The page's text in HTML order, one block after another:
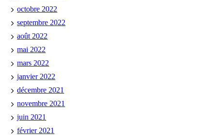
octobre 2022
septembre 2022
août 2022
mai 2022
mars 2022
janvier 2022
décembre 2021
novembre 2021
juin 2021
février 2021